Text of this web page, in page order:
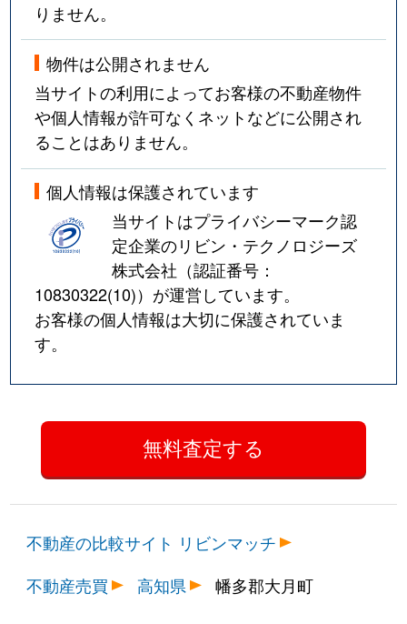
りません。
物件は公開されません
当サイトの利用によってお客様の不動産物件
や個人情報が許可なくネットなどに公開され
ることはありません。
個人情報は保護されています
当サイトはプライバシーマーク認
定企業のリビン・テクノロジーズ
株式会社（認証番号：
10830322(10)）が運営しています。
お客様の個人情報は大切に保護されていま
す。
不動産の比較サイト リビンマッチ
不動産売買
高知県 幡多郡大月町